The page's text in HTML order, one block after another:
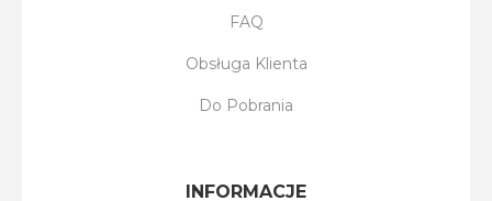
FAQ
Obsługa Klienta
Do Pobrania
INFORMACJE